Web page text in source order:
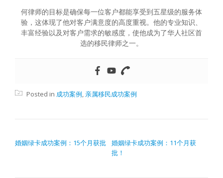
何律师的目标是确保每一位客户都能享受到五星级的服务体
验，这体现了他对客户满意度的高度重视。他的专业知识、
丰富经验以及对客户需求的敏感度，使他成为了华人社区首
选的移民律师之一。
Posted in 成功案例,亲属移民成功案例
婚姻绿卡成功案例：15个月获批
婚姻绿卡成功案例：11个月获
批！